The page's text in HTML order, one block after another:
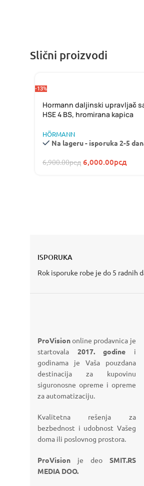
Slični proizvodi
-13%
Hormann daljinski upravljač
HSE 4 BS, hromirana kapica
HÖRMANN
Na lageru - isporuka 2-5
6,900.00рсд 6,000.00рсд
pogledajte više
VIDI VIŠE
ISPORUKA
Rok isporuke robe je do 5 radnih
ProVisiononline prodavnica je
startovala 2017. godine i
godinama je Vaša pouzdana
destinacija za kupovinu
siguronosne opreme i opreme
za automatizaciju.
Kvalitetna rešenja za
bezbednost i udobnost Vašeg
doma ili poslovnog prostora.
ProVision je deo SMIT.RS
MEDIA DOO.